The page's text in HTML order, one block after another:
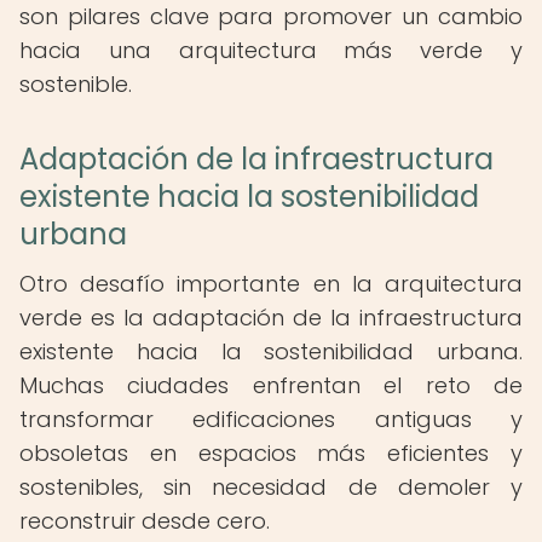
son pilares clave para promover un cambio
hacia una arquitectura más verde y
sostenible.
Adaptación de la infraestructura
existente hacia la sostenibilidad
urbana
Otro desafío importante en la arquitectura
verde es la adaptación de la infraestructura
existente hacia la sostenibilidad urbana.
Muchas ciudades enfrentan el reto de
transformar edificaciones antiguas y
obsoletas en espacios más eficientes y
sostenibles, sin necesidad de demoler y
reconstruir desde cero.